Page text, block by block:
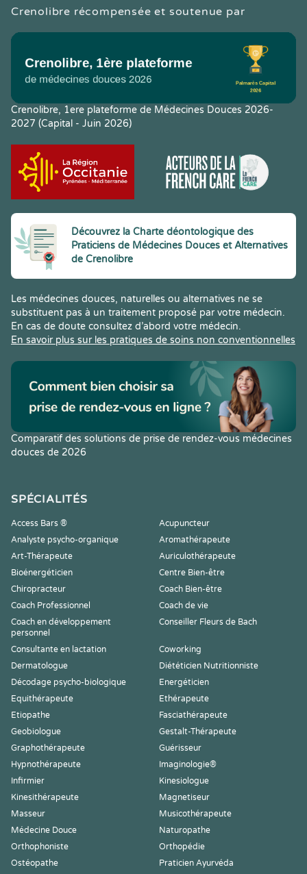
Crenolibre récompensée et soutenue par
Crenolibre, 1ere plateforme de Médecines Douces 2026-
2027 (Capital - Juin 2026)
Découvrez la Charte déontologique des
Praticiens de Médecines Douces et Alternatives
de Crenolibre
Les médecines douces, naturelles ou alternatives ne se
substituent pas à un traitement proposé par votre médecin.
En cas de doute consultez d’abord votre médecin.
En savoir plus sur les pratiques de soins non conventionnelles
Comparatif des solutions de prise de rendez-vous médecines
douces de 2026
SPÉCIALITÉS
Access Bars ®
Acupuncteur
Analyste psycho-organique
Aromathérapeute
Art-Thérapeute
Auriculothérapeute
Bioénergéticien
Centre Bien-être
Chiropracteur
Coach Bien-être
Coach Professionnel
Coach de vie
Coach en développement
personnel
Conseiller Fleurs de Bach
Consultante en lactation
Coworking
Dermatologue
Diététicien Nutritionniste
Décodage psycho-biologique
Energéticien
Equithérapeute
Ethérapeute
Etiopathe
Fasciathérapeute
Geobiologue
Gestalt-Thérapeute
Graphothérapeute
Guérisseur
Hypnothérapeute
Imaginologie®
Infirmier
Kinesiologue
Kinesithérapeute
Magnetiseur
Masseur
Musicothérapeute
Médecine Douce
Naturopathe
Orthophoniste
Orthopédie
Ostéopathe
Praticien Ayurvéda